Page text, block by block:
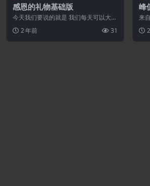
感恩的礼物基础版
今天我们要说的就是 我们每天可以大声
那就是…...
2 年前 31
峰
来